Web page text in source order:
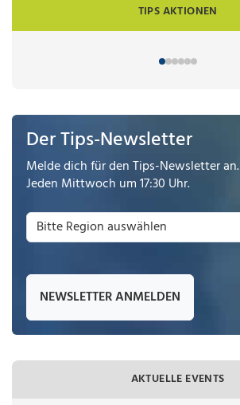
TIPS AKTIONEN
Der Tips-Newsletter
Melde dich für den Tips-Newsletter an.
Jeden Mittwoch um 17:30 Uhr.
NEWSLETTER ANMELDEN
AKTUELLE EVENTS